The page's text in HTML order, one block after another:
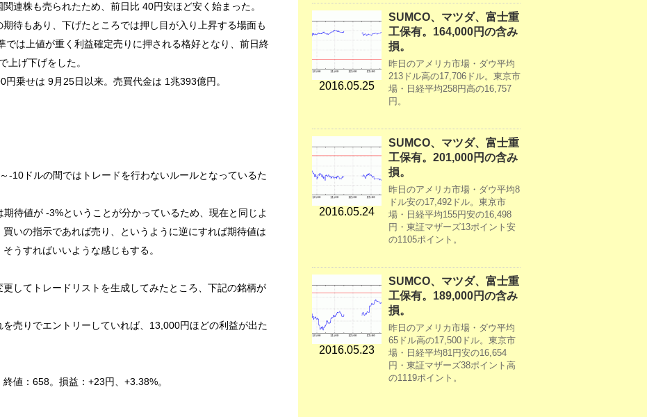
連株も売られたため、前日比 40円安ほど安く始まった。
待もあり、下げたところでは押し目が入り上昇する場面も
では上値が重く利益確定売りに押される格好となり、前日終
上げ下げをした。
乗せは 9月25日以来。売買代金は 1兆393億円。
-10ドルの間ではトレードを行わないルールとなっているた
待値が -3%ということが分かっているため、現在と同じよ
いの指示であれば売り、というように逆にすれば期待値は
うすればいいような感じもする。
してトレードリストを生成してみたところ、下記の銘柄が
売りでエントリーしていれば、13,000円ほどの利益が出た
：658。損益：+23円、+3.38%。
2016.05.25
SUMCO、マツダ、富士重
工保有。164,000円の含み
損。
昨日のアメリカ市場・ダウ平均
213ドル高の17,706ドル。東京市
場・日経平均258円高の16,757
円。
2016.05.24
SUMCO、マツダ、富士重
工保有。201,000円の含み
損。
昨日のアメリカ市場・ダウ平均8
ドル安の17,492ドル。東京市
場・日経平均155円安の16,498
円・東証マザーズ13ポイント安
の1105ポイント。
2016.05.23
SUMCO、マツダ、富士重
工保有。189,000円の含み
損。
昨日のアメリカ市場・ダウ平均
65ドル高の17,500ドル。東京市
場・日経平均81円安の16,654
円・東証マザーズ38ポイント高
の1119ポイント。